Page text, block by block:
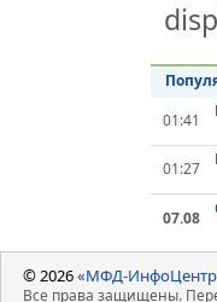
01:41
01:27
07.08
© 2026«МФД-
Все права защищены.